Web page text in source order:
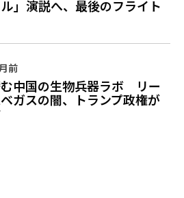
」演説へ、最後のフライト
前
中国の生物兵器ラボ リー
ガスの闇、トランプ政権が